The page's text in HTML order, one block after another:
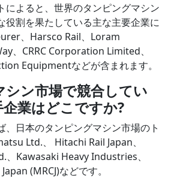
によると、世界のタンピングマシン
役割を果たしている主な主要企業に
、Harsco Rail、Loram
、CRRC Corporation Limited、
Equipmentなどが含まれます。
シン市場で競合してい
業はどこですか?
、日本のタンピングマシン市場のト
Ltd.、 Hitachi Rail Japan、
Kawasaki Heavy Industries、
(MRCJ)などです。